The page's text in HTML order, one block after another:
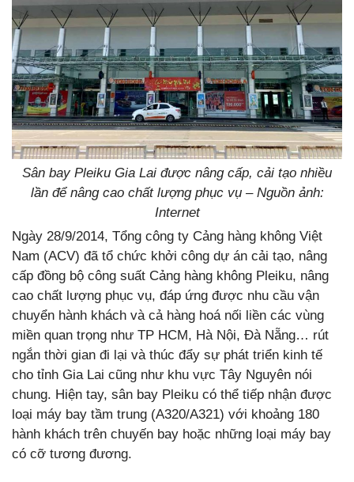
Sân bay Pleiku Gia Lai được nâng cấp, cải tạo nhiều
lần để nâng cao chất lượng phục vụ – Nguồn ảnh:
Internet
Ngày 28/9/2014, Tổng công ty Cảng hàng không Việt
Nam (ACV) đã tổ chức khởi công dự án cải tạo, nâng
cấp đồng bộ công suất Cảng hàng không Pleiku, nâng
cao chất lượng phục vụ, đáp ứng được nhu cầu vận
chuyển hành khách và cả hàng hoá nối liền các vùng
miền quan trọng như TP HCM, Hà Nội, Đà Nẵng… rút
ngắn thời gian đi lại và thúc đẩy sự phát triển kinh tế
cho tỉnh Gia Lai cũng như khu vực Tây Nguyên nói
chung. Hiện tay, sân bay Pleiku có thể tiếp nhận được
loại máy bay tầm trung (A320/A321) với khoảng 180
hành khách trên chuyến bay hoặc những loại máy bay
có cỡ tương đương.